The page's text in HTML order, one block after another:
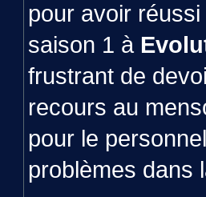
pour avoir
saison 1 à
frustrant de
recours au
pour le
problèmes dans